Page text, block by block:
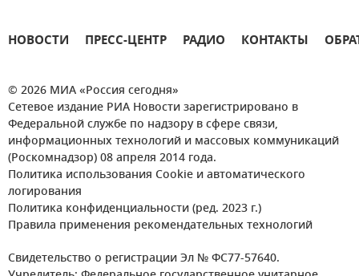
НОВОСТИ ПРЕСС-ЦЕНТР РАДИО КОНТАКТЫ
© 2026 МИА «Россия сегодня»
Сетевое издание РИА Новости зарегистрировано в
Федеральной службе по надзору в сфере связи,
информационных технологий и массовых коммуникаций
(Роскомнадзор) 08 апреля 2014 года.
Политика использования Cookie и автоматического
логирования
Политика конфиденциальности (ред. 2023 г.)
Правила применения рекомендательных технологий
Свидетельство о регистрации Эл № ФС77-57640.